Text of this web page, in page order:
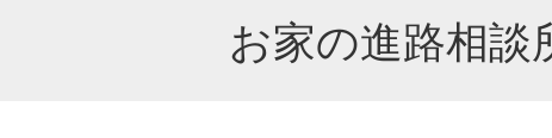
お家の進路相